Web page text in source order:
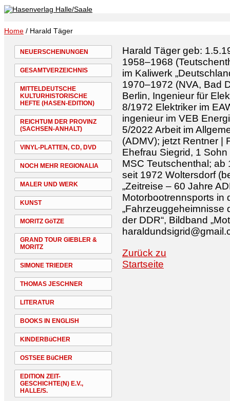
Home / Harald Täger
NEUERSCHEINUNGEN
GESAMTVERZEICHNIS
MITTELDEUTSCHE
KULTURHISTORISCHE
HEFTE (HASEN-EDITION)
REICHTUM DER PROVINZ
(SACHSEN-ANHALT)
VINYL-PLATTEN, CD, DVD
NOCH MEHR REGIONALIA
MALER UND WERK
KUNST
MORITZ GöTZE
GRAND TOUR GIEBLER &
MORITZ
SIMONE TRIEDER
THOMAS JESCHNER
LITERATUR
BOOKS IN ENGLISH
KINDERBüCHER
OSTSEE BüCHER
EDITION ZEIT-
GESCHICHTE(N) E.V.,
HALLE/S.
Harald Täger geb:
1958–1968
im Kaliwerk
1970–1972 (NVA, Bad
Berlin, Ingenieur für
8/1972 Elektriker im
ingenieur im VEB
5/2022 Arbeit im
(ADMV); jetzt Rentner |
Ehefrau Siegrid, 1
MSC Teutschenthal; ab
seit 1972 Woltersdorf
„Zeitreise – 60 Jahre
Motorbootrennsports in
„Fahrzeuggeheimnisse
der DDR“, Bildband
Zurück zu
Startseite